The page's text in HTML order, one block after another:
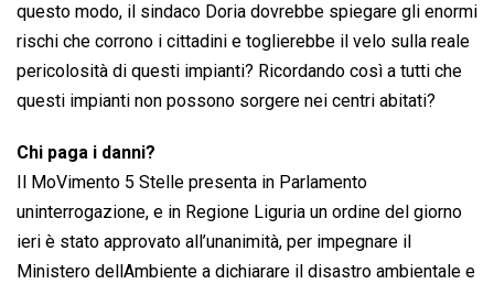
questo modo, il sindaco Doria dovrebbe spiegare gli enormi
rischi che corrono i cittadini e toglierebbe il velo sulla reale
pericolosità di questi impianti? Ricordando così a tutti che
questi impianti non possono sorgere nei centri abitati?
Chi paga i danni?
Il MoVimento 5 Stelle presenta in Parlamento
uninterrogazione, e in Regione Liguria un ordine del giorno
ieri è stato approvato all’unanimità, per impegnare il
Ministero dellAmbiente a dichiarare il disastro ambientale e